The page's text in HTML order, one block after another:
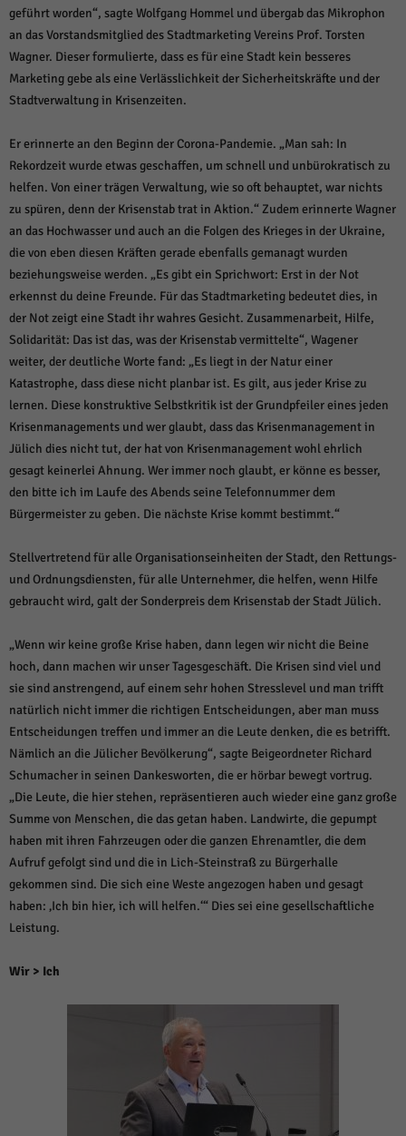
geführt worden“, sagte Wolfgang Hommel und übergab das Mikrophon
an das Vorstandsmitglied des Stadtmarketing Vereins Prof. Torsten
Wagner. Dieser formulierte, dass es für eine Stadt kein besseres
Marketing gebe als eine Verlässlichkeit der Sicherheitskräfte und der
Stadtverwaltung in Krisenzeiten.
Er erinnerte an den Beginn der Corona-Pandemie. „Man sah: In
Rekordzeit wurde etwas geschaffen, um schnell und unbürokratisch zu
helfen. Von einer trägen Verwaltung, wie so oft behauptet, war nichts
zu spüren, denn der Krisenstab trat in Aktion.“ Zudem erinnerte Wagner
an das Hochwasser und auch an die Folgen des Krieges in der Ukraine,
die von eben diesen Kräften gerade ebenfalls gemanagt wurden
beziehungsweise werden. „Es gibt ein Sprichwort: Erst in der Not
erkennst du deine Freunde. Für das Stadtmarketing bedeutet dies, in
der Not zeigt eine Stadt ihr wahres Gesicht. Zusammenarbeit, Hilfe,
Solidarität: Das ist das, was der Krisenstab vermittelte“, Wagener
weiter, der deutliche Worte fand: „Es liegt in der Natur einer
Katastrophe, dass diese nicht planbar ist. Es gilt, aus jeder Krise zu
lernen. Diese konstruktive Selbstkritik ist der Grundpfeiler eines jeden
Krisenmanagements und wer glaubt, dass das Krisenmanagement in
Jülich dies nicht tut, der hat von Krisenmanagement wohl ehrlich
gesagt keinerlei Ahnung. Wer immer noch glaubt, er könne es besser,
den bitte ich im Laufe des Abends seine Telefonnummer dem
Bürgermeister zu geben. Die nächste Krise kommt bestimmt.“
Stellvertretend für alle Organisationseinheiten der Stadt, den Rettungs-
und Ordnungsdiensten, für alle Unternehmer, die helfen, wenn Hilfe
gebraucht wird, galt der Sonderpreis dem Krisenstab der Stadt Jülich.
„Wenn wir keine große Krise haben, dann legen wir nicht die Beine
hoch, dann machen wir unser Tagesgeschäft. Die Krisen sind viel und
sie sind anstrengend, auf einem sehr hohen Stresslevel und man trifft
natürlich nicht immer die richtigen Entscheidungen, aber man muss
Entscheidungen treffen und immer an die Leute denken, die es betrifft.
Nämlich an die Jülicher Bevölkerung“, sagte Beigeordneter Richard
Schumacher in seinen Dankesworten, die er hörbar bewegt vortrug.
„Die Leute, die hier stehen, repräsentieren auch wieder eine ganz große
Summe von Menschen, die das getan haben. Landwirte, die gepumpt
haben mit ihren Fahrzeugen oder die ganzen Ehrenamtler, die dem
Aufruf gefolgt sind und die in Lich-Steinstraß zu Bürgerhalle
gekommen sind. Die sich eine Weste angezogen haben und gesagt
haben: ‚Ich bin hier, ich will helfen.‘“ Dies sei eine gesellschaftliche
Leistung.
Wir > Ich